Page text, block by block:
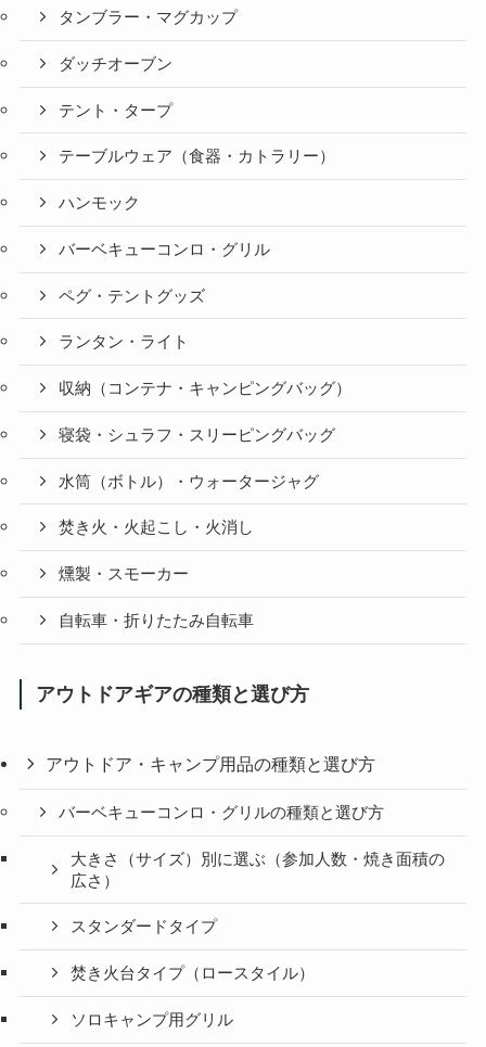
タンブラー・マグカップ
ダッチオーブン
テント・タープ
テーブルウェア（食器・カトラリー）
ハンモック
バーベキューコンロ・グリル
ペグ・テントグッズ
ランタン・ライト
収納（コンテナ・キャンピングバッグ）
寝袋・シュラフ・スリーピングバッグ
水筒（ボトル）・ウォータージャグ
焚き火・火起こし・火消し
燻製・スモーカー
自転車・折りたたみ自転車
アウトドアギアの種類と選び方
アウトドア・キャンプ用品の種類と選び方
バーベキューコンロ・グリルの種類と選び方
大きさ（サイズ）別に選ぶ（参加人数・焼き面積の
広さ）
スタンダードタイプ
焚き火台タイプ（ロースタイル）
ソロキャンプ用グリル